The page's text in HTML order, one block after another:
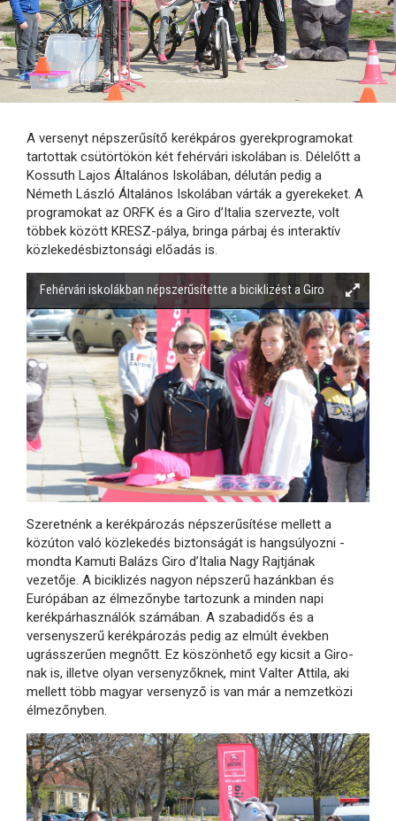
A versenyt népszerűsítő kerékpáros gyerekprogramokat
tartottak csütörtökön két fehérvári iskolában is. Délelőtt a
Kossuth Lajos Általános Iskolában, délután pedig a
Németh László Általános Iskolában várták a gyerekeket. A
programokat az ORFK és a Giro d’Italia szervezte, volt
többek között KRESZ-pálya, bringa párbaj és interaktív
közlekedésbiztonsági előadás is.
Fehérvári iskolákban népszerűsítette a biciklizést a Giro
Szeretnénk a kerékpározás népszerűsítése mellett a
közúton való közlekedés biztonságát is hangsúlyozni -
mondta Kamuti Balázs Giro d’Italia Nagy Rajtjának
vezetője. A biciklizés nagyon népszerű hazánkban és
Európában az élmezőnybe tartozunk a minden napi
kerékpárhasználók számában. A szabadidős és a
versenyszerű kerékpározás pedig az elmúlt években
ugrásszerűen megnőtt. Ez köszönhető egy kicsit a Giro-
nak is, illetve olyan versenyzőknek, mint Valter Attila, aki
mellett több magyar versenyző is van már a nemzetközi
élmezőnyben.